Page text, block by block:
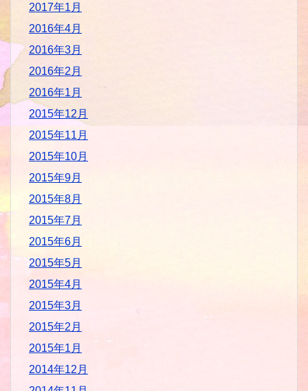
2017年1月
2016年4月
2016年3月
2016年2月
2016年1月
2015年12月
2015年11月
2015年10月
2015年9月
2015年8月
2015年7月
2015年6月
2015年5月
2015年4月
2015年3月
2015年2月
2015年1月
2014年12月